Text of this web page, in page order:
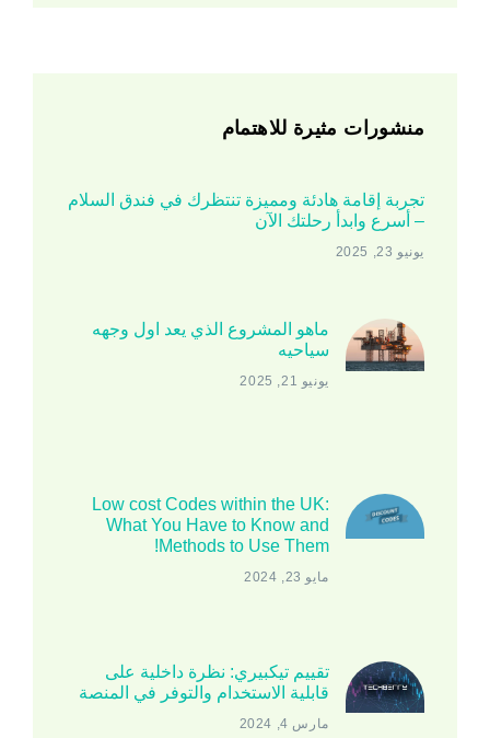
منشورات مثيرة للاهتمام
تجربة إقامة هادئة ومميزة تنتظرك في فندق السلام
– أسرع وابدأ رحلتك الآن
يونيو 23, 2025
ماهو المشروع الذي يعد اول وجهه
سياحيه
يونيو 21, 2025
Low cost Codes within the UK:
What You Have to Know and
Methods to Use Them!
مايو 23, 2024
تقييم تيكبيري: نظرة داخلية على
قابلية الاستخدام والتوفر في المنصة
مارس 4, 2024